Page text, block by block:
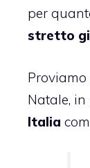
per
stretto
Natale,
Italia